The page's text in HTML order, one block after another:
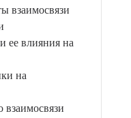
взаимосвязи
ее влияния на
на